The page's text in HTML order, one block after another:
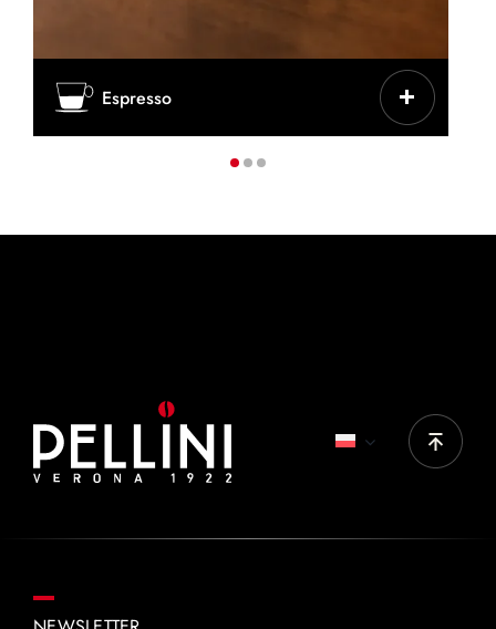
CHARAKTERYSTYKA
Intensywne, skoncentrowane, klasyczne
włoskie
FILIŻANKA/KUBEK
25-30 ml
Espresso